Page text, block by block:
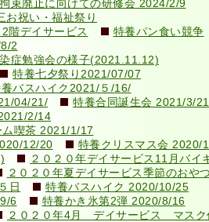
束廃止に向けての研修会 2024/2/9
祝い・福祉祭り
デイサービス
特養パン食い競争
2
症勉強会の様子(2021.11.12)
特養七夕祭り2021/07/07
バスハイク2021/５/16/
04/21/
特養合同誕生会 2021/3/21
2/14
ム喫茶 2021/1/17
12/20
特養クリスマス会 2020/
２０２０年デイサービス11月バイ
２０２０年夏デイサービス季節のおやつ
日
特養バスハイク 2020/10/25
6
特養かき氷第2弾 2020/8/16
２０２０年4月 デイサービス マスク